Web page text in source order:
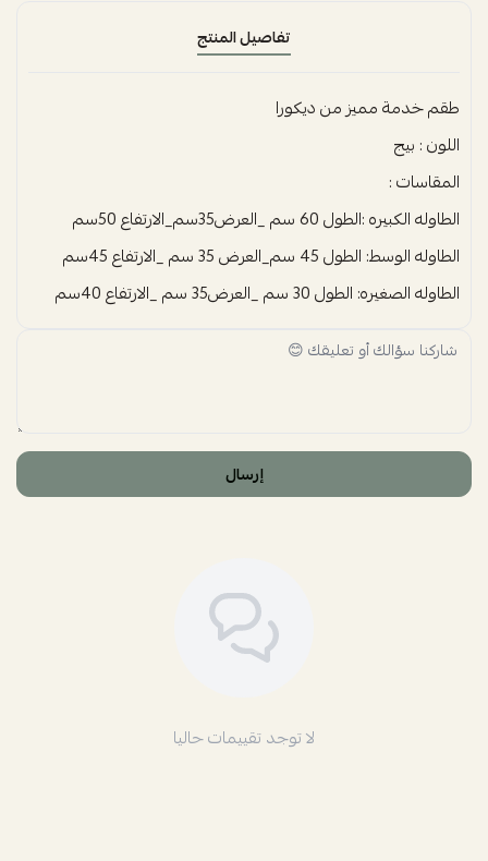
تفاصيل المنتج
طقم خدمة مميز من ديكورا
اللون : بيج
المقاسات :
الطاوله الكبيره :الطول 60 سم _العرض35سم_الارتفاع 50سم
الطاوله الوسط: الطول 45 سم_العرض 35 سم _الارتفاع 45سم
الطاوله الصغيره: الطول 30 سم _العرض35 سم _الارتفاع 40سم
إرسال
لا توجد تقييمات حاليا